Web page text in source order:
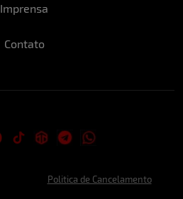
Imprensa
Contato
Politica de Cancelamento